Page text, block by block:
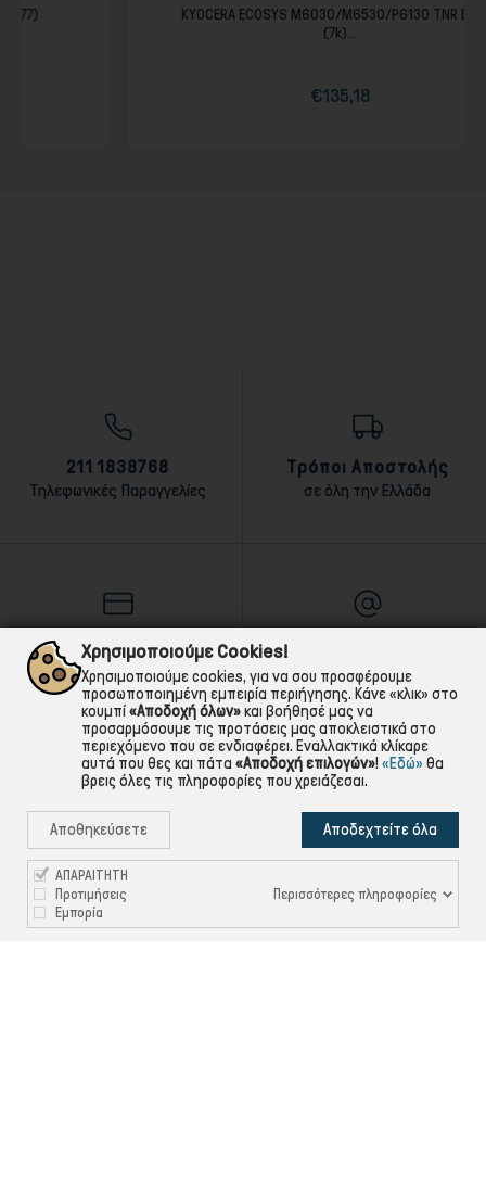
KYOCERA ECOSYS M6030/M6530/P6130 TNR BLACK
Κανονική
211 1838768
Τηλεφωνικές Παραγγελίες
Τρόποι Αποστολής
σε όλη την Ελλάδα
Τρόποι Πληρωμής
αντικαταβολή,κάρτα,τραπεζική Για ό,τι χρειαστείς!
Χρησιμοποιούμε Cookies!
Χρησιμοποιούμε cookies, για να σου προσφέρουμε
προσωποποιημένη εμπειρία περιήγησης. Κάνε «κλικ» στο
κουμπί«Αποδοχή όλων»και βοήθησέ μας να
προσαρμόσουμε τις προτάσεις μας αποκλειστικά στο
περιεχόμενο που σε ενδιαφέρει. Εναλλακτικά κλίκαρε
αυτά που θες και πάτα «Αποδοχή επιλογών»! «Εδώ» θα
βρεις όλες τις πληροφορίες που χρειάζεσαι.
Αποθηκεύσετε Αποδεχτείτε όλα
ΑΠΑΡΑΙΤΗΤΗ
Προτιμήσεις
Εμπορία
Περισσότερες πληροφορίες